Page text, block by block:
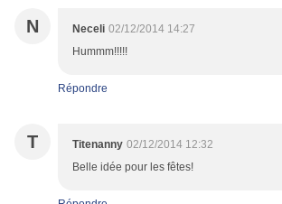
N Neceli 02/12/2014 14:27
Hummm!!!!!
Répondre
T Titenanny 02/12/2014 12:32
Belle idée pour les fêtes!